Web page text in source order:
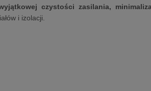
czystości zasilania,
i izolacji.